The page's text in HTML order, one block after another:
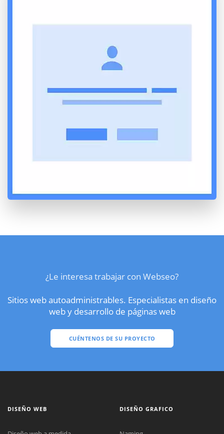
¿Le interesa trabajar con Webseo?
Sitios web autoadministrables. Especialistas en diseño
web y desarrollo de páginas web
CUÉNTENOS DE SU PROYECTO
DISEÑO WEB DISEÑO GRAFICO